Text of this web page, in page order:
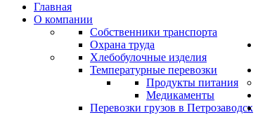
Главная
О компании
Собственники транспорта
Охрана труда
Хлебобулочные изделия
Температурные перевозки
Продукты питания
Медикаменты
Перевозки грузов в Петрозаводск